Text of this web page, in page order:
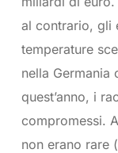
al contrario, gli
temperature
nella Germania
quest’anno, i
compromessi.
non erano rare